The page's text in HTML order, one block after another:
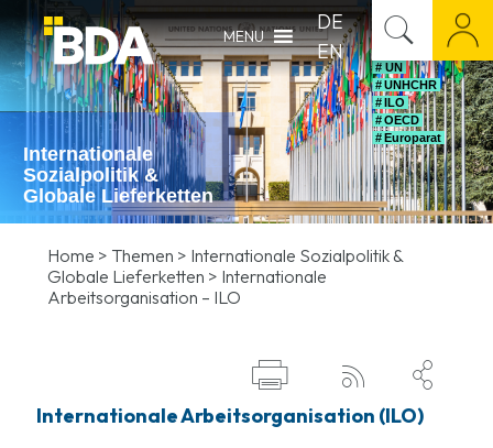
MENU
DE
EN
Internationale
Sozialpolitik &
Globale Lieferketten
# UN
# UNHCHR
# ILO
# OECD
# Europarat
Home > Themen > Internationale Sozialpolitik &
Globale Lieferketten > Internationale
Arbeitsorganisation – ILO
  
Internationale Arbeitsorganisation (ILO)